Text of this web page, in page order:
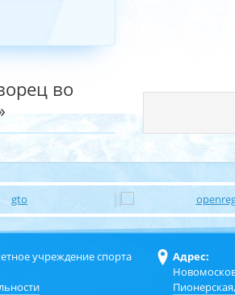
во
учреждение спорта
Адрес: